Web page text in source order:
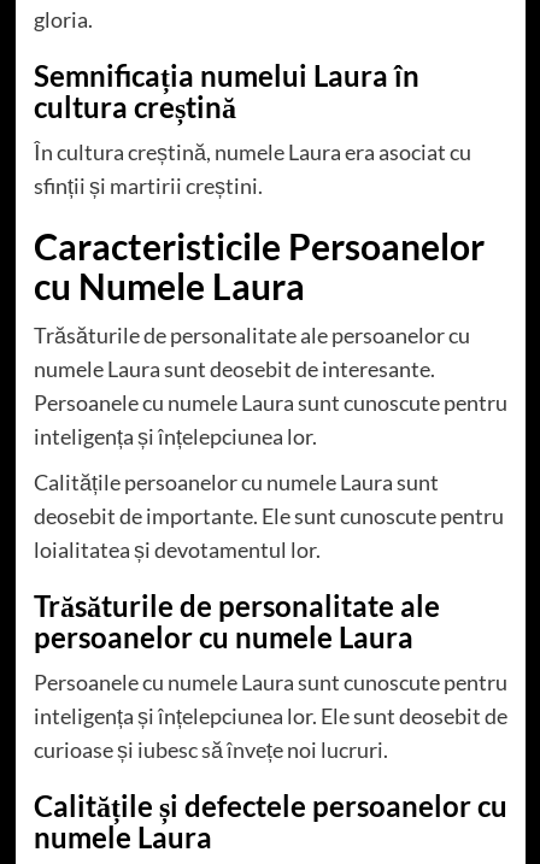
gloria.
Semnificația numelui Laura în
cultura creștină
În cultura creștină, numele Laura era asociat cu
sfinții și martirii creștini.
Caracteristicile Persoanelor
cu Numele Laura
Trăsăturile de personalitate ale persoanelor cu
numele Laura sunt deosebit de interesante.
Persoanele cu numele Laura sunt cunoscute pentru
inteligența și înțelepciunea lor.
Calitățile persoanelor cu numele Laura sunt
deosebit de importante. Ele sunt cunoscute pentru
loialitatea și devotamentul lor.
Trăsăturile de personalitate ale
persoanelor cu numele Laura
Persoanele cu numele Laura sunt cunoscute pentru
inteligența și înțelepciunea lor. Ele sunt deosebit de
curioase și iubesc să învețe noi lucruri.
Calitățile și defectele persoanelor cu
numele Laura